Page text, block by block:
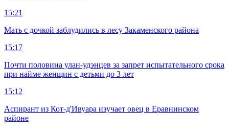
15:21
Мать с дочкой заблудились в лесу Закаменского района
15:17
Почти половина улан-удэнцев за запрет испытательного срока
при найме женщин с детьми до 3 лет
15:12
Аспирант из Кот-д'Ивуара изучает овец в Еравнинском
районе